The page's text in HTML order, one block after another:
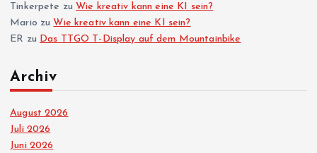
Tinkerpete zuWie kreativ kann eine KI sein?
Mario zuWie kreativ kann eine KI sein?
ER zu Das TTGO T-Display auf dem Mountainbike
Archiv
August 2026
Juli 2026
Juni 2026